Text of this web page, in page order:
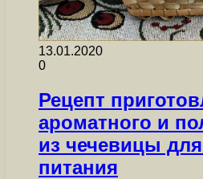
13.01.2020
0
Рецепт
ароматного и
из чечевицы
питания